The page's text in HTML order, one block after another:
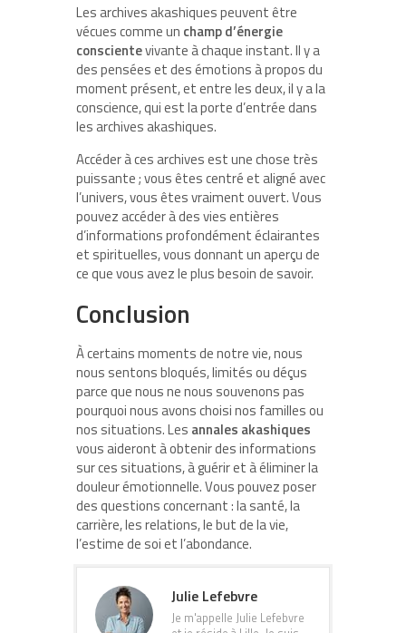
Les archives akashiques peuvent être
vécues comme un champ d’énergie
conscientevivante à chaque instant. Il y a
des pensées et des émotions à propos du
moment présent, et entre les deux, il y a la
conscience, qui est la porte d’entrée dans
les archives akashiques.
Accéder à ces archives est une chose très
puissante ; vous êtes centré et aligné avec
l’univers, vous êtes vraiment ouvert. Vous
pouvez accéder à des vies entières
d’informations profondément éclairantes
et spirituelles, vous donnant un aperçu de
ce que vous avez le plus besoin de savoir.
Conclusion
À certains moments de notre vie, nous
nous sentons bloqués, limités ou déçus
parce que nous ne nous souvenons pas
pourquoi nous avons choisi nos familles ou
nos situations. Les annales akashiques
vous aideront à obtenir des informations
sur ces situations, à guérir et à éliminer la
douleur émotionnelle. Vous pouvez poser
des questions concernant : la santé, la
carrière, les relations, le but de la vie,
l’estime de soi et l’abondance.
Julie Lefebvre
Je m'appelle Julie Lefebvre